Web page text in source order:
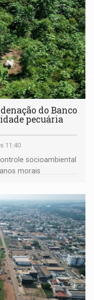
do Banco
pecuária
11:40
socioambiental
morais